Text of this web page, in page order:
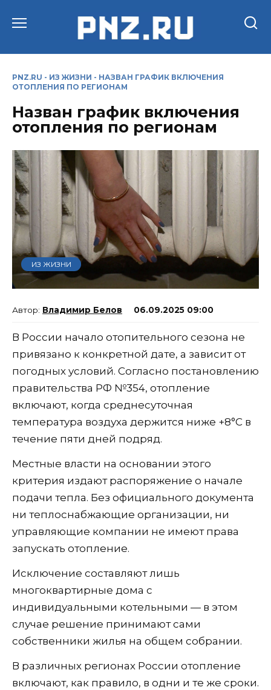
PNZ.RU - ИЗ ЖИЗНИ - НАЗВАН ГРАФИК ВКЛЮЧЕНИЯ
ОТОПЛЕНИЯ ПО РЕГИОНАМ
Назван график включения
отопления по регионам
ИЗ ЖИЗНИ
Владимир Белов 06.09.2025 09:00
В России начало отопительного сезона не
привязано к конкретной дате, а зависит от
погодных условий. Согласно постановлению
правительства РФ №354, отопление
включают, когда среднесуточная
температура воздуха держится ниже +8°C в
течение пяти дней подряд.
Местные власти на основании этого
критерия издают распоряжение о начале
подачи тепла. Без официального документа
ни теплоснабжающие организации, ни
управляющие компании не имеют права
запускать отопление.
Исключение составляют лишь
многоквартирные дома с
индивидуальными котельными — в этом
случае решение принимают сами
собственники жилья на общем собрании.
В различных регионах России отопление
включают, как правило, в одни и те же сроки.